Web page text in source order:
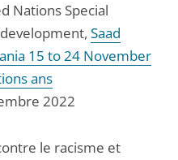
Nations Special
Saad
15 to 24 November
ans
2022
le racisme et